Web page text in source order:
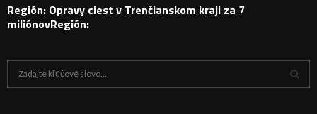
Región: Opravy ciest v Trenčianskom kraji za 7
miliónovRegión: